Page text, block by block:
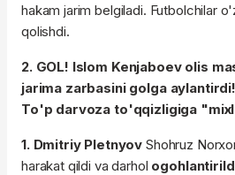
hakam jarim belgiladi. Futbolchilar
qolishdi.
2. GOL! Islom Kenjaboev olis
jarima zarbasini golga
To'p darvoza to'qqizligiga
1. Dmitriy Pletnyov Shohruz
harakat qildi va darhol